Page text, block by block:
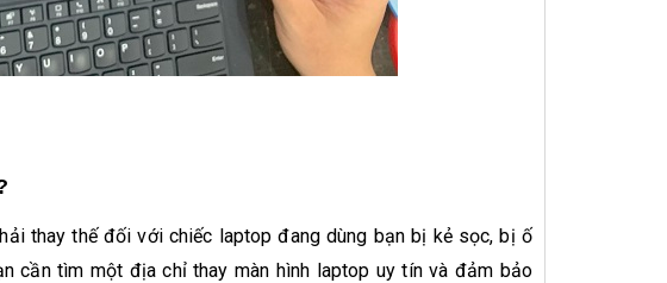
thay thế đối với chiếc laptop đang dùng bạn bị kẻ sọc, bị ố
cần tìm một địa chỉ thaymàn hình laptop uy tín và đảm bảo